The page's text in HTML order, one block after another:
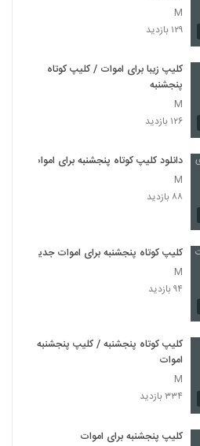
M
۱۲۹ بازدید
کلیپ زیبا برای اموات / کلیپ کوتاه
پنجشنبه
M
۱۲۶ بازدید
دانلود کلیپ کوتاه پنجشنبه برای اموات
M
۸۸ بازدید
کلیپ کوتاه پنجشنبه برای اموات جدید
M
۹۴ بازدید
کلیپ کوتاه پنجشنبه / کلیپ پنجشنبه
اموات
M
۳۳۴ بازدید
کلیپ پنجشنبه برای اموات